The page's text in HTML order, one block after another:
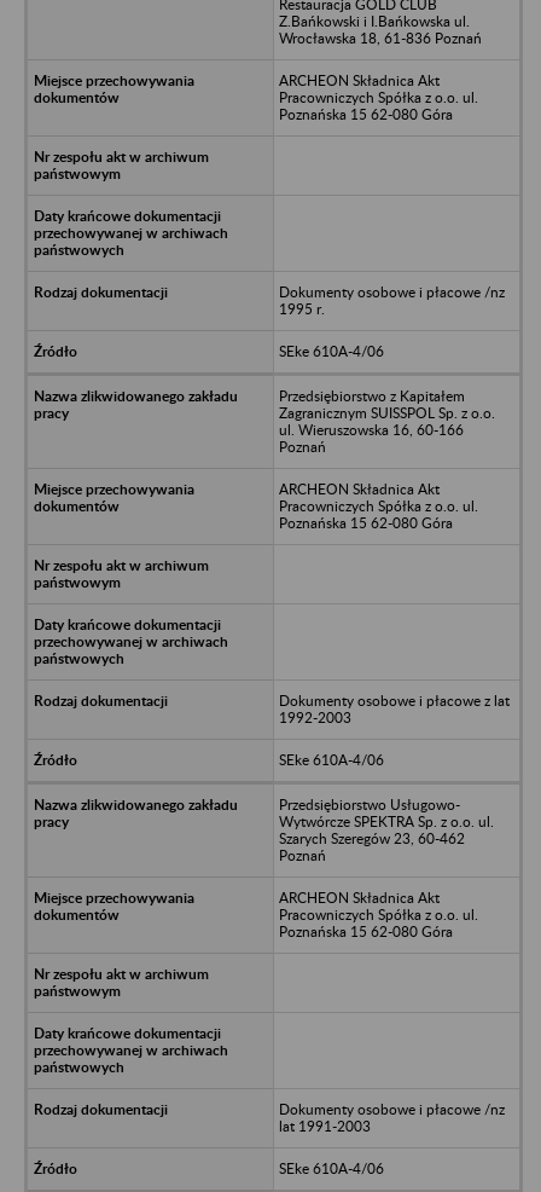
Restauracja GOLD CLUB
Z.Bańkowski i I.Bańkowska ul.
Wrocławska 18, 61-836 Poznań
ARCHEON Składnica Akt
Pracowniczych Spółka z o.o. ul.
Poznańska 15 62-080 Góra
Dokumenty osobowe i płacowe /nz
1995 r.
SEke 610A-4/06
Przedsiębiorstwo z Kapitałem
Zagranicznym SUISSPOL Sp. z o.o.
ul. Wieruszowska 16, 60-166
Poznań
ARCHEON Składnica Akt
Pracowniczych Spółka z o.o. ul.
Poznańska 15 62-080 Góra
Dokumenty osobowe i płacowe z lat
1992-2003
SEke 610A-4/06
Przedsiębiorstwo Usługowo-
Wytwórcze SPEKTRA Sp. z o.o. ul.
Szarych Szeregów 23, 60-462
Poznań
ARCHEON Składnica Akt
Pracowniczych Spółka z o.o. ul.
Poznańska 15 62-080 Góra
Dokumenty osobowe i płacowe /nz
lat 1991-2003
SEke 610A-4/06